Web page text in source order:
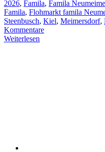
2026, Famila, Famila
Famila, Flohmarkt famila
Steenbusch, Kiel, Meimersdorf,
Kommentare
Weiterlesen